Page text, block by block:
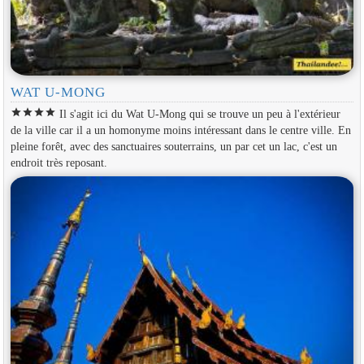
WAT U-MONG
starstarstarstar Il s'agit ici du Wat U-Mong qui se trouve un peu à l'extérieur
de la ville car il a un homonyme moins intéressant dans le centre ville. En
pleine forêt, avec des sanctuaires souterrains, un par cet un lac, c'est un
endroit très reposant.